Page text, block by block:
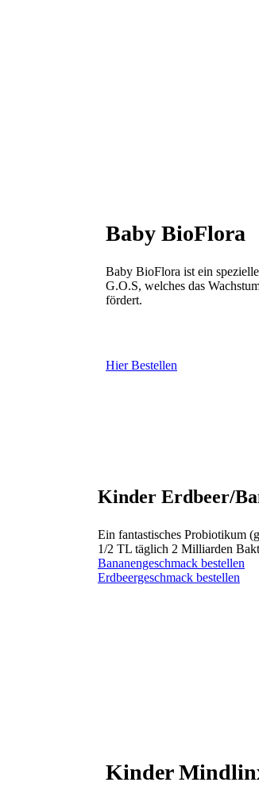
Baby BioFlora
Baby BioFlora ist ein
G.O.S, welches das
fördert.
Hier Bestellen
Kinder Erdbeer/
Ein fantastisches Probiotikum
1/2 TL täglich 2 Milliarden
Bananengeschmack bestellen
Erdbeergeschmack bestellen
Kinder